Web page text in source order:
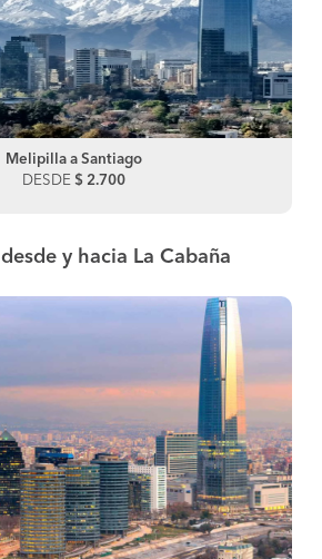
Melipilla a Santiago
DESDE $ 2.700
desde y hacia La Cabaña